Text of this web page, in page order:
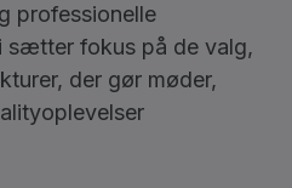
professionelle
sætter fokus på de valg,
der gør møder,